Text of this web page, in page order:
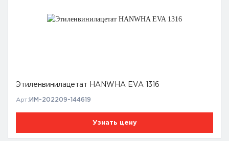
Этиленвинилацетат HANWHA EVA 1316
Арт: ИМ-202209-144619
Узнать цену